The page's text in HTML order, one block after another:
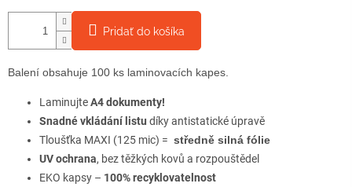
Pridať do košíka
Balení obsahuje 100 ks laminovacích kapes.
LaminujteA4 dokumenty!
Snadné vkládání listu díkyantistatické úpravě
Tloušťka MAXI (125 mic) = středně silná fólie
UV ochrana, bez těžkých kovů a rozpouštědel
EKO kapsy – 100% recyklovatelnost